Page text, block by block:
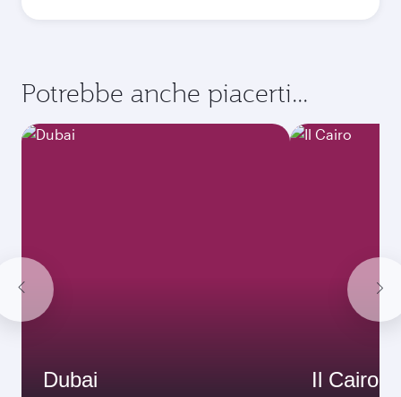
Potrebbe anche piacerti...
Dubai Il Cairo